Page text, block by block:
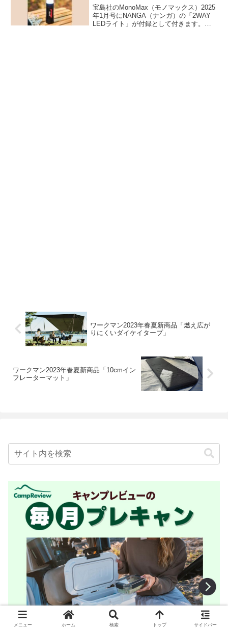
宝島社のMonoMax（モノマックス）2025
年1月号にNANGA（ナンガ）の「2WAY
LEDライト」が付録として付きます。置
ワークマン2023年春夏新商品「燃え広が
りにくいダイケイタープ」
ワークマン2023年春夏新商品「10cmイン
フレーターマット」
メニュー ホーム 検索 トップ サイドバー